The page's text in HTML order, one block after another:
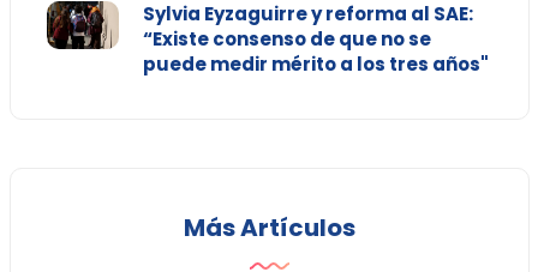
Sylvia Eyzaguirre y reforma al SAE:
“Existe consenso de que no se
puede medir mérito a los tres años"
Más Artículos